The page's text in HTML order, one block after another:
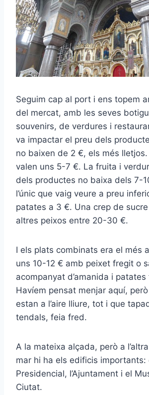
Seguim cap al port i ens topem
del mercat, amb les seves
souvenirs, de verdures i
va impactar el preu dels
no baixen de 2 €, els més
valen uns 5-7 €. La fruita i
dels productes no baixa dels 7-
l’únic que vaig veure a preu
patates a 3 €. Una crep de
altres peixos entre 20-30 €.
I els plats combinats era el més
uns 10-12 € amb peixet fregit o
acompanyat d’amanida i
Havíem pensat menjar aquí,
estan a l’aire lliure, tot i que
tendals, feia fred.
A la mateixa alçada, però a
mar hi ha els edificis importants:
Presidencial, l’Ajuntament i el
Ciutat.